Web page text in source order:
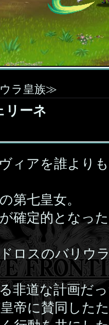
ラ皇族≫
リーネ
ィアを誰より
第七皇女。
確定的となっ
ロスのバリウ
非道な計画だ
帝に賛同した